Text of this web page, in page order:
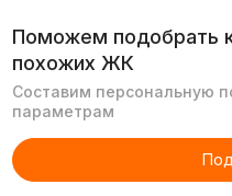
Поможем подобрать
похожих ЖК
Составим персональную
параметрам